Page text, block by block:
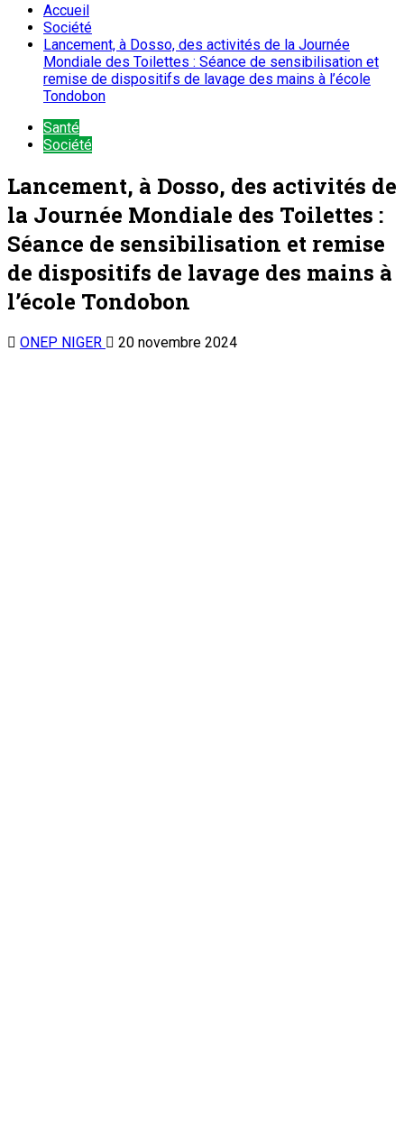
Accueil
Société
Lancement, à Dosso, des activités de la Journée
Mondiale des Toilettes : Séance de sensibilisation et
remise de dispositifs de lavage des mains à l’école
Tondobon
Santé
Société
Lancement, à Dosso, des activités de
la Journée Mondiale des Toilettes :
Séance de sensibilisation et remise
de dispositifs de lavage des mains à
l’école Tondobon
ONEP NIGER 20 novembre 2024